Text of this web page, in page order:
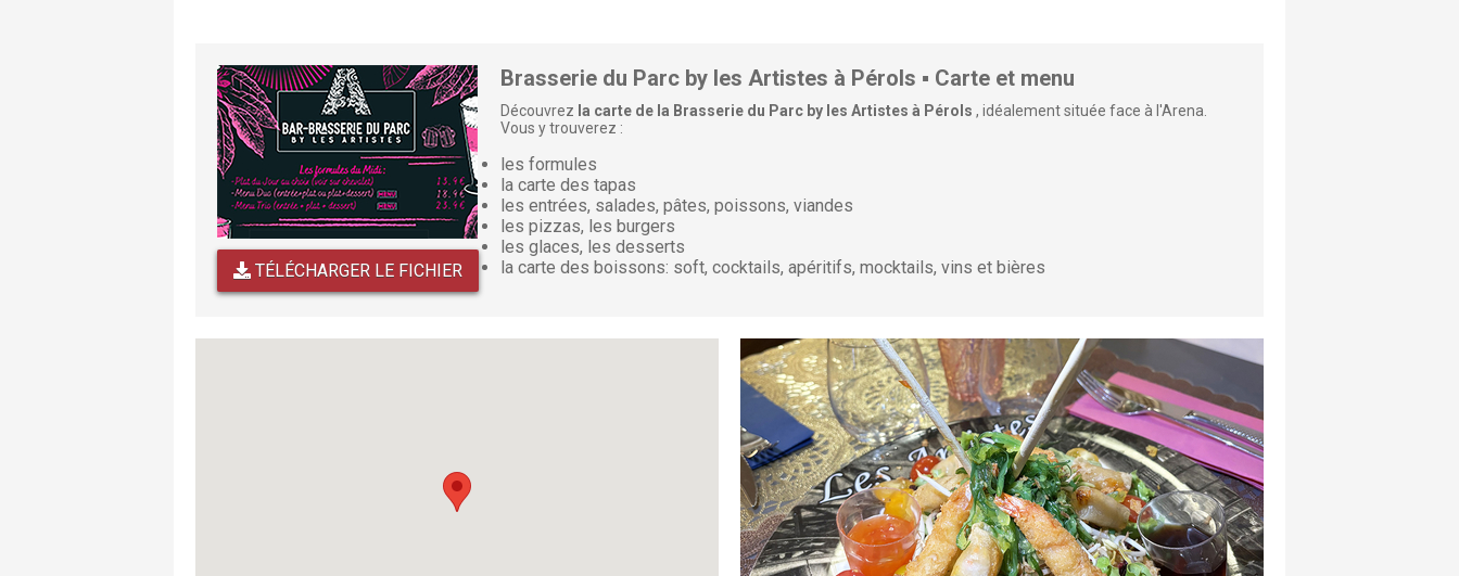
TÉLÉCHARGER LE FICHIER
Brasserie du Parc by les Artistes à Pérols ▪️ Carte et menu
Découvrez la carte de la Brasserie du Parc by les Artistes à Pérols , idéalement située face à l'Arena.
Vous y trouverez :
les formules
la carte des tapas
les entrées, salades, pâtes, poissons, viandes
les pizzas, les burgers
les glaces, les desserts
la carte des boissons: soft, cocktails, apéritifs, mocktails, vins et bières